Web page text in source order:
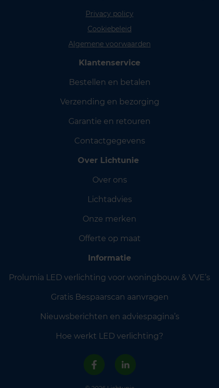
Privacy policy
Cookiebeleid
Algemene voorwaarden
Klantenservice
Bestellen en betalen
Verzending en bezorging
Garantie en retouren
Contactgegevens
Over Lichtunie
Over ons
Lichtadvies
Onze merken
Offerte op maat
Informatie
Prolumia LED verlichting voor woningbouw & VVE’s
Gratis Bespaarscan aanvragen
Nieuwsberichten en adviespagina’s
Hoe werkt LED verlichting?